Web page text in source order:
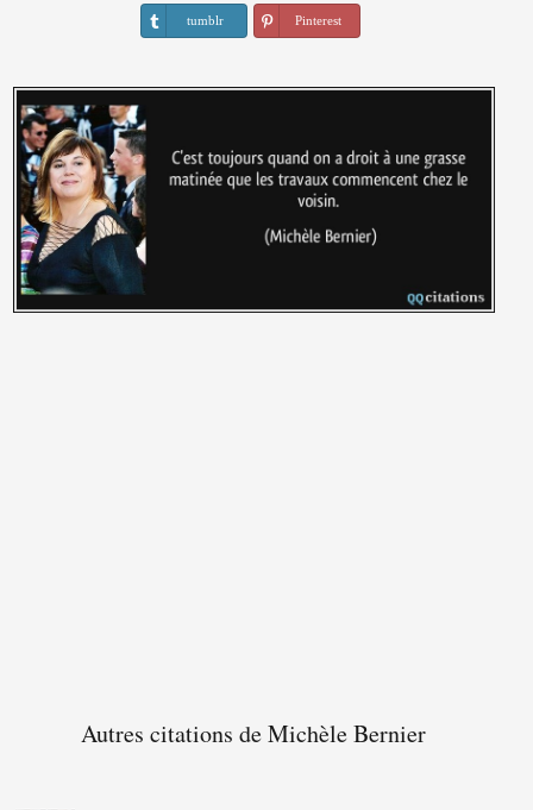
tumblr Pinterest
Autres citations de Michèle Bernier